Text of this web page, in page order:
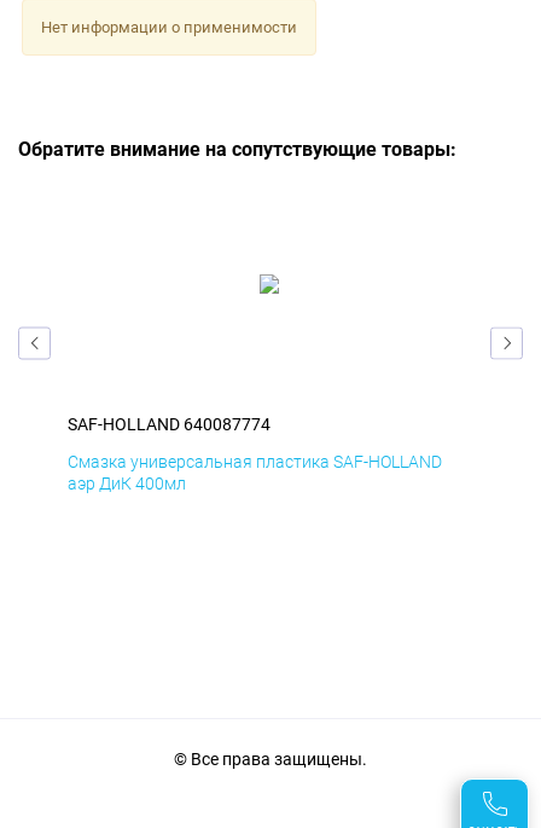
Нет информации о применимости
Обратите внимание на сопутствующие товары:
SAF-HOLLAND 640087774
Смазка универсальная пластика SAF-HOLLAND
аэр ДиК 400мл
© Все права защищены.